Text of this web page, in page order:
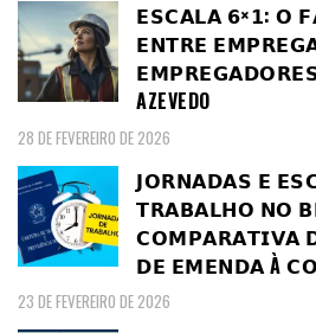
𝗘𝗦𝗖𝗔𝗟𝗔 𝟲×𝟭: 𝗢
𝗘𝗡𝗧𝗥𝗘
𝗘𝗠𝗣𝗥𝗘𝗚𝗔𝗗𝗢𝗥𝗘𝗦 –
AZEVEDO
28 DE FEVEREIRO DE 2026
𝗝𝗢𝗥𝗡𝗔𝗗𝗔𝗦 𝗘
𝗧𝗥𝗔𝗕𝗔𝗟𝗛𝗢 𝗡𝗢
𝗖𝗢𝗠𝗣𝗔𝗥𝗔𝗧𝗜𝗩𝗔
𝗗𝗘 𝗘𝗠𝗘𝗡𝗗𝗔 À
23 DE FEVEREIRO DE 2026